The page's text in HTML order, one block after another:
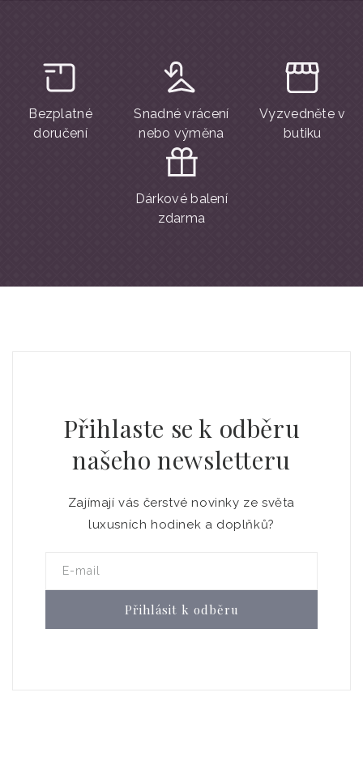
Bezplatné
doručení
Snadné vrácení
nebo výměna
Vyzvedněte v
butiku
Dárkové balení
zdarma
Přihlaste se k odběru
našeho newsletteru
Zajímají vás čerstvé novinky ze světa
luxusních hodinek a doplňků?
E-mail
Přihlásit k odběru